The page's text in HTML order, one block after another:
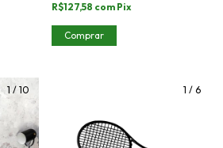
R$127,58 com Pix
Comprar
1 / 10 1 / 6